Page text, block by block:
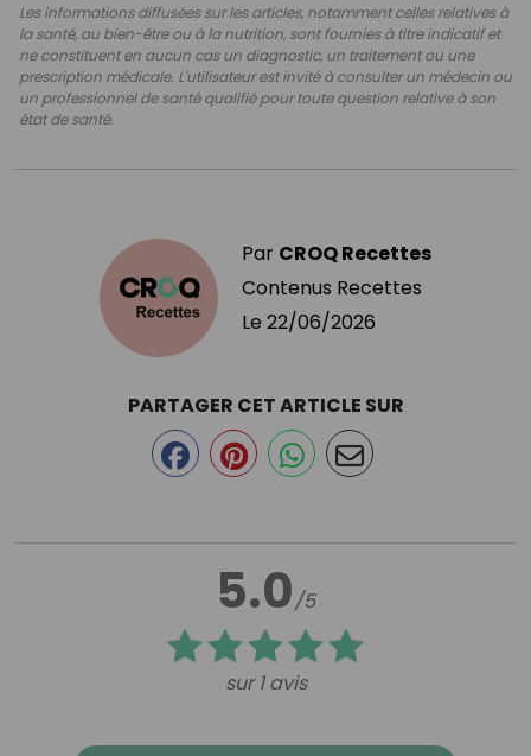
Les informations diffusées sur les articles, notamment celles relatives à
la santé, au bien-être ou à la nutrition, sont fournies à titre indicatif et
ne constituent en aucun cas un diagnostic, un traitement ou une
prescription médicale. L'utilisateur est invité à consulter un médecin ou
un professionnel de santé qualifié pour toute question relative à son
état de santé.
Par CROQ Recettes
Contenus Recettes
Le 22/06/2026
5.0/5
sur 1 avis
PARTAGER CET ARTICLE SUR